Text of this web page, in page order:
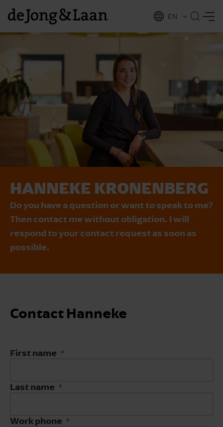
EN
NL
HANNEKE KRONENBERG
Do you have a question or want to speak to me?
Then contact me without obligation. I will
respond to your contact request as soon as
possible.
Contact Hanneke
First name
Last name
Work phone